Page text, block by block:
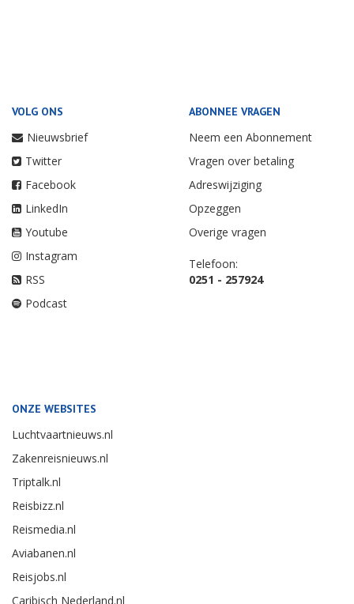
VOLG ONS
Nieuwsbrief
Twitter
Facebook
LinkedIn
Youtube
Instagram
RSS
Podcast
ABONNEE VRAGEN
Neem een Abonnement
Vragen over betaling
Adreswijziging
Opzeggen
Overige vragen
Telefoon:
0251 - 257924
ONZE WEBSITES
Luchtvaartnieuws.nl
Zakenreisnieuws.nl
Triptalk.nl
Reisbizz.nl
Reismedia.nl
Aviabanen.nl
Reisjobs.nl
Caribisch Nederland.nl